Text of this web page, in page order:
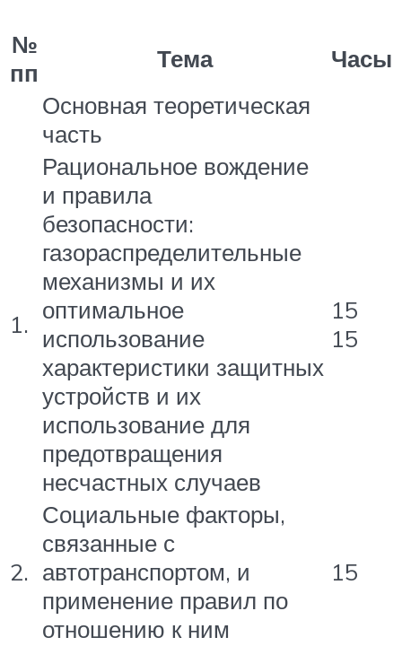
№
пп
Тема
Часы
Основная теоретическая
часть
1.
Рациональное вождение
и правила
безопасности:
газораспределительные
механизмы и их
оптимальное
использование
характеристики защитных
устройств и их
использование для
предотвращения
несчастных случаев
15
15
2.
Социальные факторы,
связанные с
автотранспортом, и
применение правил по
отношению к ним
15